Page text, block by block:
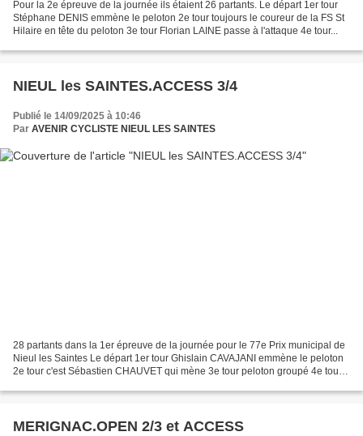
Pour la 2e épreuve de la journée ils étaient 26 partants. Le départ 1er tour
Stéphane DENIS emmène le peloton 2e tour toujours le coureur de la FS St
Hilaire en tête du peloton 3e tour Florian LAINE passe à l'attaque 4e tour...
NIEUL les SAINTES.ACCESS 3/4
Publié le 14/09/2025 à 10:46
Par AVENIR CYCLISTE NIEUL LES SAINTES
28 partants dans la 1er épreuve de la journée pour le 77e Prix municipal de
Nieul les Saintes Le départ 1er tour Ghislain CAVAJANI emmène le peloton
2e tour c'est Sébastien CHAUVET qui mène 3e tour peloton groupé 4e tour
MERIGNAC.OPEN 2/3 et ACCESS